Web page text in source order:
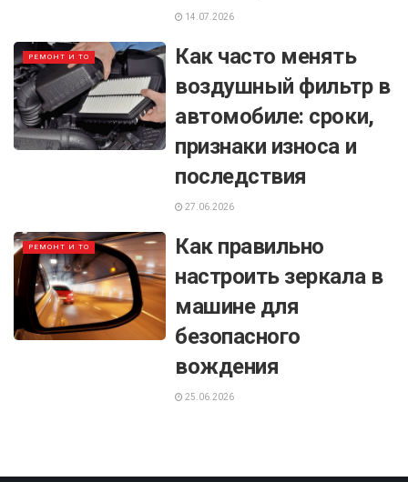
14.07.2026
РЕМОНТ И ТО
Как часто менять
воздушный фильтр в
автомобиле: сроки,
признаки износа и
последствия
27.06.2026
РЕМОНТ И ТО
Как правильно
настроить зеркала в
машине для
безопасного
вождения
25.06.2026